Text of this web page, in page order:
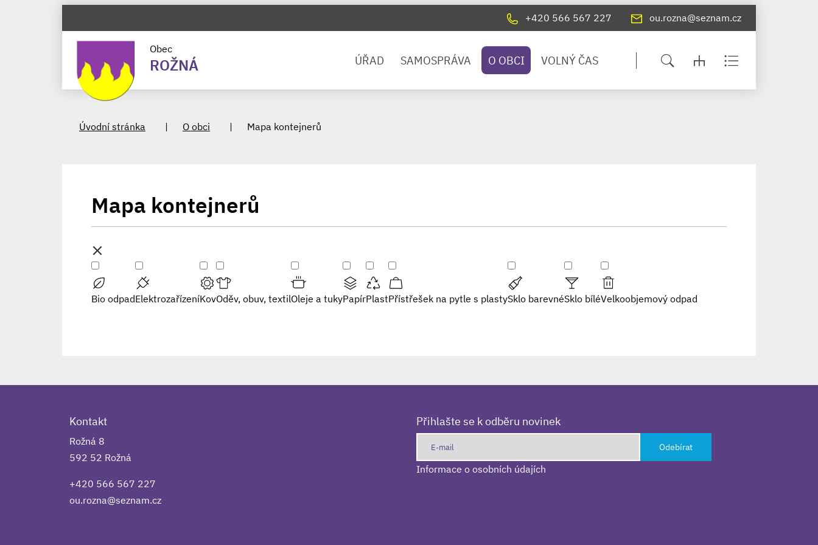
+420 566 567 227 ou.rozna@seznam.cz
Obec
ROŽNÁ ÚŘAD SAMOSPRÁVA O OBCI VOLNÝ ČAS
Úvodní stránka O obci Mapa kontejnerů
Mapa kontejnerů
−
Bio odpadElektrozařízeníKovOděv, obuv, textilOleje a tukyPapírPlastPřístřešek na pytle s plastySklo barevnéSklo bíléVelkoobjemový odpad
Kontakt
Rožná 8
592 52 Rožná
+420 566 567 227
ou.rozna@seznam.cz
Přihlašte se k odběru novinek
Odebírat
Informace o osobních údajích